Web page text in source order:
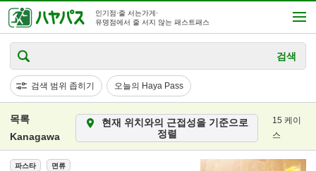
인기점·줄 서는가게·
유명점에서 줄 서지 않는 패스트패스
검색
검색 범위 좁히기 오늘의 Haya Pass
목록
Kanagawa
정렬
15 케이
스
파스타 면류